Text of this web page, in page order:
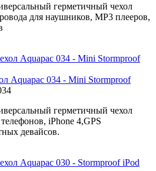
герметичный чехол
для наушников, МР3 плееров,
Aquapac 034 - Mini Stormproof
герметичный чехол
iPhone 4,GPS
девайсов.